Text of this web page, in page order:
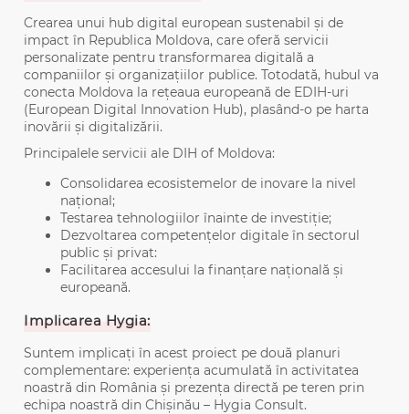
Crearea unui hub digital european sustenabil și de
impact în Republica Moldova, care oferă servicii
personalizate pentru transformarea digitală a
companiilor și organizațiilor publice. Totodată, hubul va
conecta Moldova la rețeaua europeană de EDIH-uri
(European Digital Innovation Hub), plasând-o pe harta
inovării și digitalizării.
Principalele servicii ale DIH of Moldova:
Consolidarea ecosistemelor de inovare la nivel
național;
Testarea tehnologiilor înainte de investiție;
Dezvoltarea competențelor digitale în sectorul
public și privat:
Facilitarea accesului la finanțare națională și
europeană.
Implicarea Hygia:
Suntem implicați în acest proiect pe două planuri
complementare: experiența acumulată în activitatea
noastră din România și prezența directă pe teren prin
echipa noastră din Chișinău – Hygia Consult.